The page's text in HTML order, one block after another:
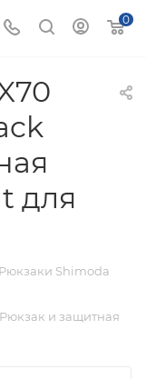
0
для
Рюкзаки Shimoda
и защитная